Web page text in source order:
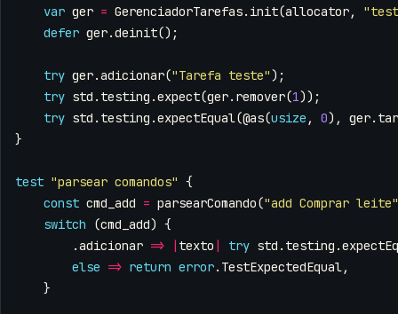
var ger = GerenciadorTarefas. init(allocator,
defer ger.deinit();
try ger.adicionar("Tarefa teste");
try std . testing .expect(ger. remover(1));
try std . testing .expectEqual(@as(usize , 0), ger.
}
test "parsear comandos" {
const cmd_add = parsearComando("add Comprar leite"
switch
(cmd_add) {
.adicionar => | texto | try std . testing .
else => return error. TestExpectedEqual,
}